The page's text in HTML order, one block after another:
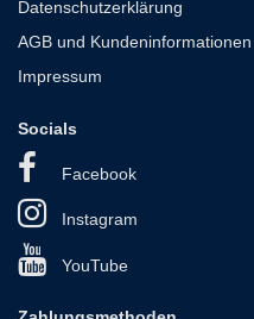
Datenschutzerklärung
AGB und Kundeninformationen
Impressum
Socials
Facebook
Instagram
YouTube